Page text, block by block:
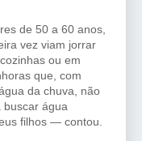
de 50 a 60 anos,
vez viam jorrar
ou em
que, com
da chuva, não
buscar água
filhos — contou.